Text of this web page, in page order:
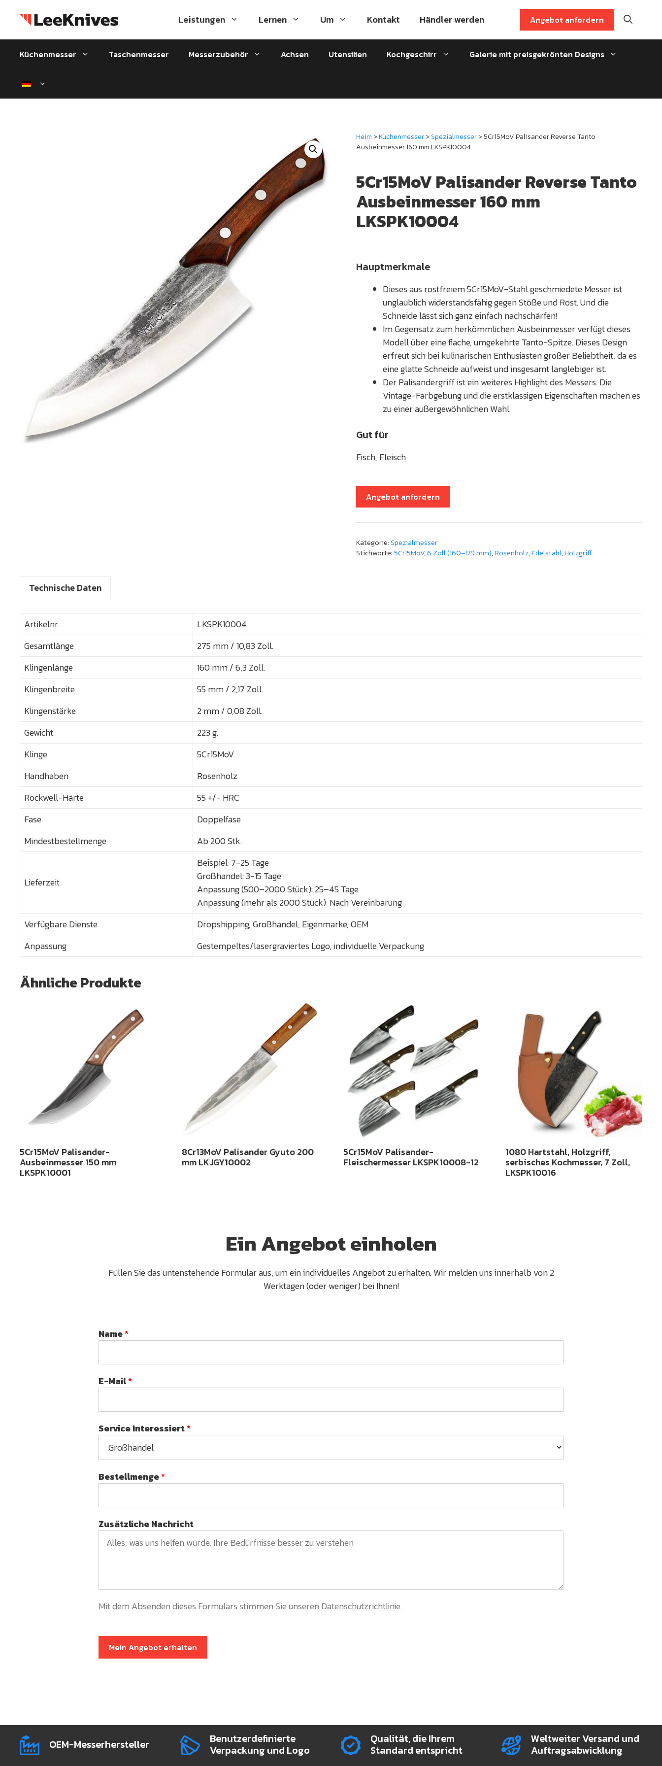
Inhalt
Leistungen Lernen Um Kontakt Händler werden Angebot anfordern
Küchenmesser Taschenmesser Messerzubehör Achsen Utensilien Kochgeschirr Galerie mit preisgekrönten Designs
Heim >Küchenmesser>Spezialmesser> 5Cr15MoV Palisander Reverse Tanto
Ausbeinmesser 160 mm LKSPK10004
5Cr15MoV Palisander Reverse Tanto
Ausbeinmesser 160 mm
LKSPK10004
Hauptmerkmale
Dieses aus rostfreiem 5Cr15MoV-Stahl geschmiedete Messer ist
unglaublich widerstandsfähig gegen Stöße und Rost. Und die
Schneide lässt sich ganz einfach nachschärfen!
Im Gegensatz zum herkömmlichen Ausbeinmesser verfügt dieses
Modell über eine flache, umgekehrte Tanto-Spitze. Dieses Design
erfreut sich bei kulinarischen Enthusiasten großer Beliebtheit, da es
eine glatte Schneide aufweist und insgesamt langlebiger ist.
Der Palisandergriff ist ein weiteres Highlight des Messers. Die
Vintage-Farbgebung und die erstklassigen Eigenschaften machen es
zu einer außergewöhnlichen Wahl.
Gut für
Fisch, Fleisch
Angebot anfordern
Kategorie:Spezialmesser
Stichworte:5Cr15MoV,6 Zoll (160–179 mm),Rosenholz,Edelstahl,Holzgriff
Technische Daten
Artikelnr.
LKSPK10004
Gesamtlänge
275 mm / 10,83 Zoll.
Klingenlänge
160 mm / 6,3 Zoll.
Klingenbreite
55 mm / 2,17 Zoll.
Klingenstärke
2 mm / 0,08 Zoll.
Gewicht
223 g.
Klinge
5Cr15MoV
Handhaben
Rosenholz
Rockwell-Härte
55 +/- HRC
Fase
Doppelfase
Mindestbestellmenge
Ab 200 Stk.
Lieferzeit
Beispiel: 7-25 Tage
Großhandel: 3-15 Tage
Anpassung (500–2000 Stück): 25–45 Tage
Anpassung (mehr als 2000 Stück): Nach Vereinbarung
Verfügbare Dienste
Dropshipping, Großhandel, Eigenmarke, OEM
Anpassung
Gestempeltes/lasergraviertes Logo, individuelle Verpackung
Ähnliche Produkte
5Cr15MoV Palisander-
Ausbeinmesser 150 mm
LKSPK10001
8Cr13MoV Palisander Gyuto 200
mm LKJGY10002
5Cr15MoV Palisander-
Fleischermesser LKSPK10008-12
1080 Hartstahl, Holzgriff,
serbisches Kochmesser, 7 Zoll,
LKSPK10016
Ein Angebot einholen
Füllen Sie das untenstehende Formular aus, um ein individuelles Angebot zu erhalten. Wir melden uns innerhalb von 2
Werktagen (oder weniger) bei Ihnen!
Name*
E-Mail*
Service Interessiert*
Bestellmenge*
Zusätzliche Nachricht
Mit dem Absenden dieses Formulars stimmen Sie unseren Datenschutzrichtlinie.
Mein Angebot erhalten
OEM-Messerhersteller
Benutzerdefinierte
Verpackung und Logo
Qualität, die Ihrem
Standard entspricht
Weltweiter Versand und
Auftragsabwicklung